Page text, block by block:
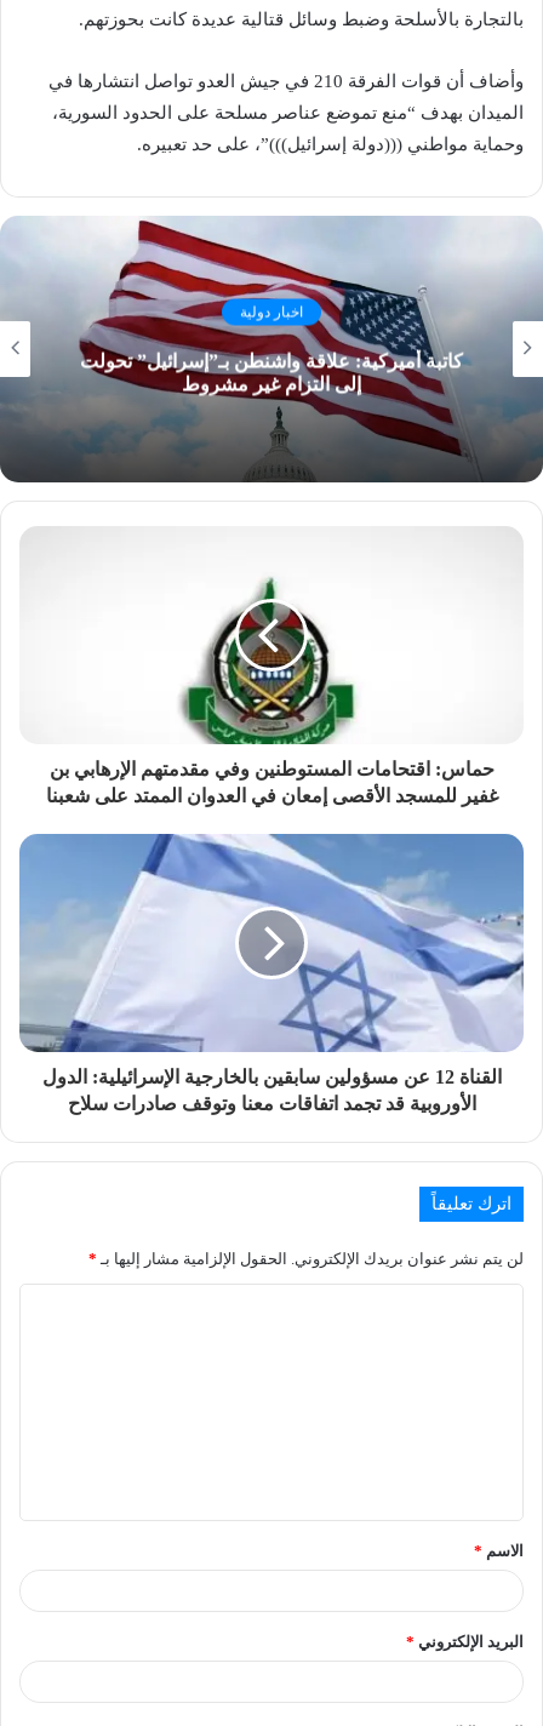
بالتجارة بالأسلحة وضبط وسائل قتالية عديدة كانت بحوزتهم.
وأضاف أن قوات الفرقة 210 في جيش العدو تواصل انتشارها في
الميدان بهدف “منع تموضع عناصر مسلحة على الحدود السورية،
وحماية مواطني (((دولة إسرائيل)))”، على حد تعبيره.
اخبار دولية
كاتبة أميركية: علاقة واشنطن بـ”إسرائيل” تحولت
إلى التزام غير مشروط
حماس: اقتحامات المستوطنين وفي مقدمتهم الإرهابي بن
غفير للمسجد الأقصى إمعان في العدوان الممتد على شعبنا
القناة 12 عن مسؤولين سابقين بالخارجية الإسرائيلية: الدول
الأوروبية قد تجمد اتفاقات معنا وتوقف صادرات سلاح
اترك تعليقاً
لن يتم نشر عنوان بريدك الإلكتروني. الحقول الإلزامية مشار إليها بـ *
الاسم *
البريد الإلكتروني *